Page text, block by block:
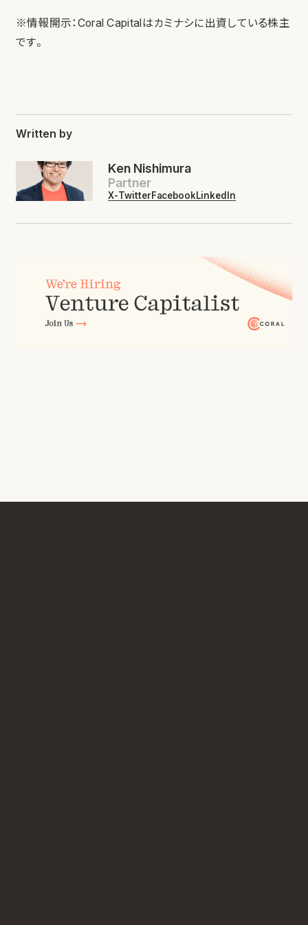
※情報開示：Coral Capitalはカミナシに出資している株主
です。
Written by
Ken Nishimura
Partner
X-TwitterFacebookLinkedIn